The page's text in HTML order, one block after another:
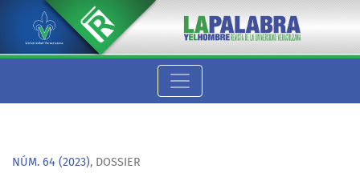
IAP: 45 años
NÚM. 64 (2023), DOSSIER